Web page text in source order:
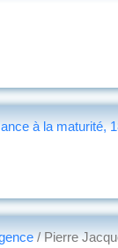
à la maturité,
/ Pierre